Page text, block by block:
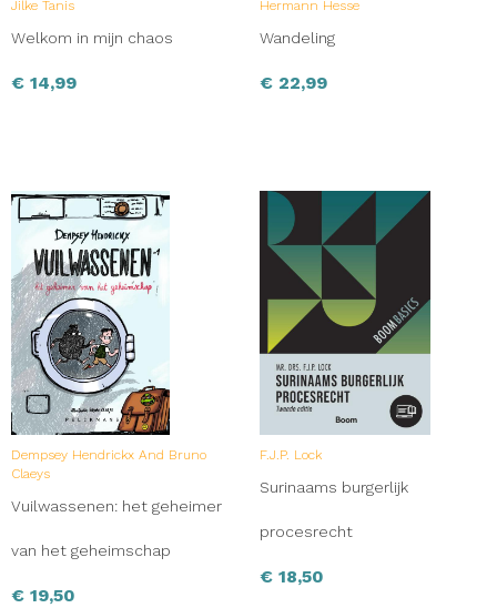
Jilke Tanis
Welkom in mijn chaos
€ 14,99
Hermann Hesse
Wandeling
€ 22,99
Dempsey Hendrickx And Bruno
Claeys
Vuilwassenen: het geheimer
van het geheimschap
€ 19,50
F.J.P. Lock
Surinaams burgerlijk
procesrecht
€ 18,50